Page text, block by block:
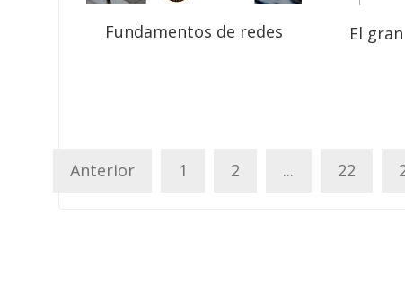
Fundamentos de redes
El
Anterior 1 2 ... 22